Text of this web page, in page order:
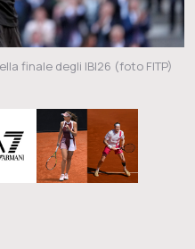
finale degli IBI26 (foto FITP)